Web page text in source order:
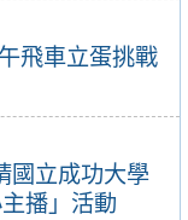
飛車立蛋挑戰
國立成功大學
播」活動